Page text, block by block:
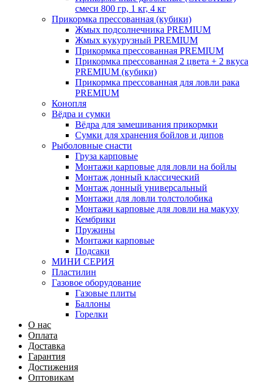
смеси 800 гр, 1 кг, 4 кг
Прикормка прессованная (кубики)
Жмых подсолнечника PREMIUM
Жмых кукурузный PREMIUM
Прикормка прессованная PREMIUM
Прикормка прессованная 2 цвета + 2 вкуса
PREMIUM (кубики)
Прикормка прессованная для ловли рака
PREMIUM
Конопля
Вёдра и сумки
Вёдра для замешивания прикормки
Сумки для хранения бойлов и дипов
Рыболовные снасти
Груза карповые
Монтажи карповые для ловли на бойлы
Монтаж донный классический
Монтаж донный универсальный
Монтажи для ловли толстолобика
Монтажи карповые для ловли на макуху
Кембрики
Пружины
Монтажи карповые
Подсаки
МИНИ СЕРИЯ
Пластилин
Газовое оборудование
Газовые плиты
Баллоны
Горелки
О нас
Оплата
Доставка
Гарантия
Достижения
Оптовикам